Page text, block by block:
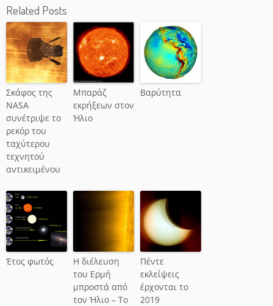
Related Posts
Σκάφος της
NASA
συνέτριψε το
ρεκόρ του
ταχύτερου
τεχνητού
αντικειμένου
Μπαράζ
εκρήξεων στον
Ήλιο
Βαρύτητα
Έτος φωτός
Η διέλευση
του Ερμή
μπροστά από
τον Ήλιο – Το
Πέντε
εκλείψεις
έρχονται το
2019